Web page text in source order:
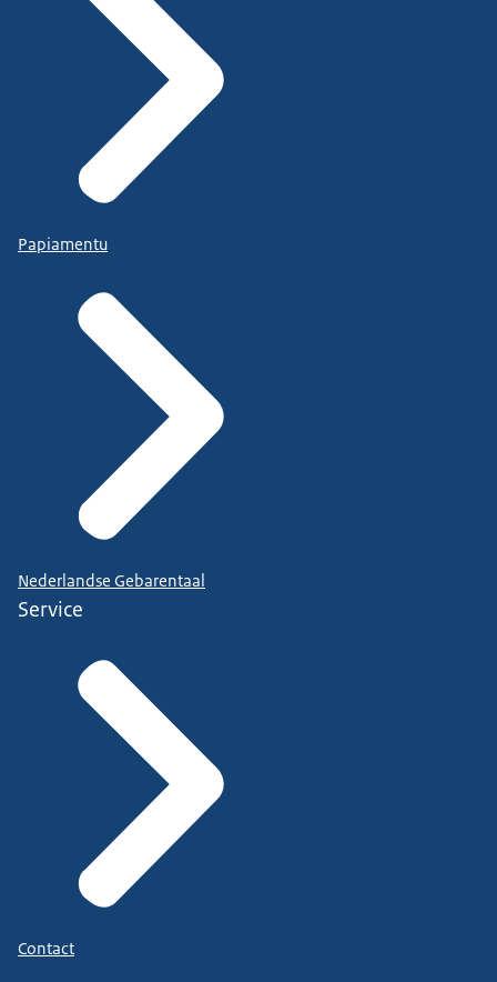
Papiamentu
Nederlandse Gebarentaal
Service
Contact